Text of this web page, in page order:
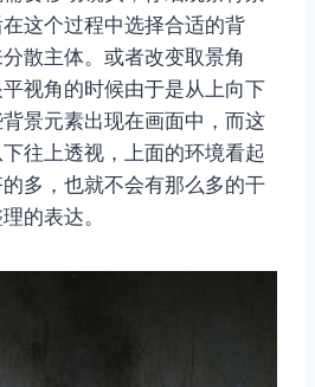
这个过程中选择合适的背
散主体。或者改变取景角
视角的时候由于是从上向下
景元素出现在画面中，而这
往上透视，上面的环境看起
多，也就不会有那么多的干
的表达。